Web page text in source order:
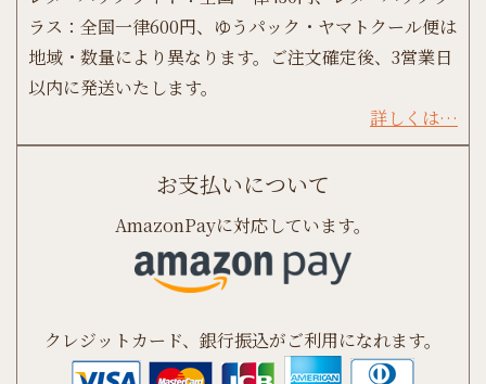
ラス：全国一律600円、ゆうパック・ヤマトクール便は
地域・数量により異なります。ご注文確定後、3営業日
以内に発送いたします。
詳しくは…
お支払いについて
AmazonPayに対応しています。
クレジットカード、銀行振込がご利用になれます。